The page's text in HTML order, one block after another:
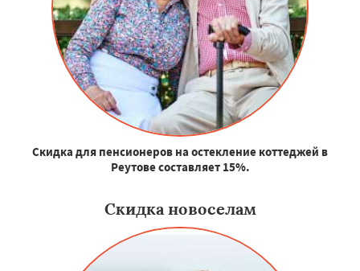
Скидка для пенсионеров на остекление коттеджей в
Реутове составляет 15%.
Скидка новоселам